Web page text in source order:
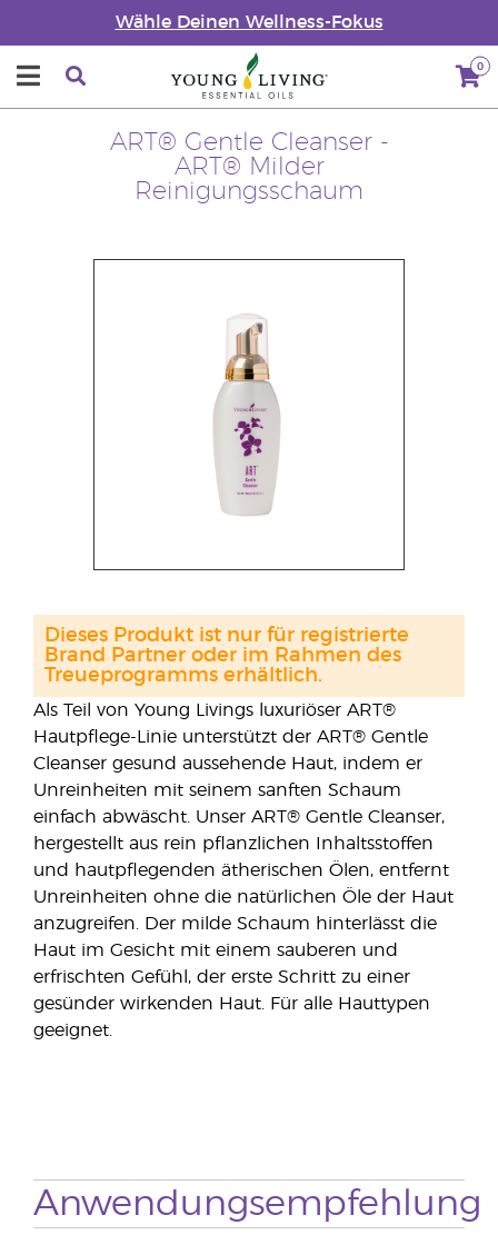
Wähle Deinen Wellness-Fokus
0
ART® Gentle Cleanser -
ART® Milder
Reinigungsschaum
Als Teil von Young Livings luxuriöser ART®
Hautpflege-Linie unterstützt der ART® Gentle
Cleanser gesund aussehende Haut, indem er
Unreinheiten mit seinem sanften Schaum
einfach abwäscht. Unser ART® Gentle Cleanser,
hergestellt aus rein pflanzlichen Inhaltsstoffen
und hautpflegenden ätherischen Ölen, entfernt
Unreinheiten ohne die natürlichen Öle der Haut
anzugreifen. Der milde Schaum hinterlässt die
Haut im Gesicht mit einem sauberen und
erfrischten Gefühl, der erste Schritt zu einer
gesünder wirkenden Haut. Für alle Hauttypen
geeignet.
Dieses Produkt ist nur für registrierte
Brand Partner oder im Rahmen des
Treueprogramms erhältlich.
Anwendungsempfehlung